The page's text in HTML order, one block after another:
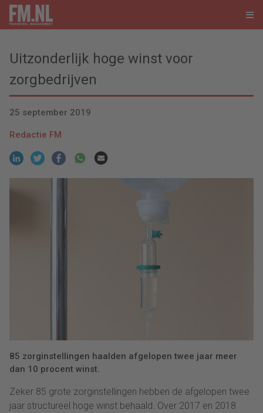
Uitzonderlijk hoge winst voor
zorgbedrijven
25 september 2019
Redactie FM
85 zorginstellingen haalden afgelopen twee jaar meer
dan 10 procent winst.
Zeker 85 grote zorginstellingen hebben de afgelopen twee
jaar structureel hoge winst behaald. Over 2017 en 2018